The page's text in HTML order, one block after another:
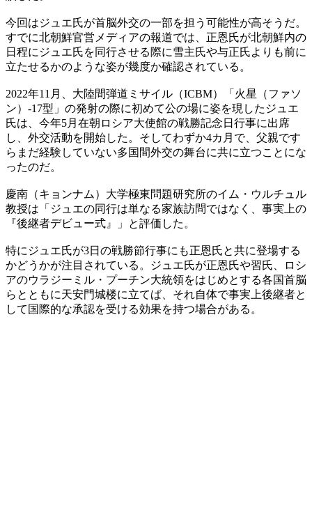
今回はジュエ氏が首脳外交の一部を担う可能性が高そうだ。
すでに北朝鮮官営メディアの報道では、正恩氏が北朝鮮内の
日程にジュエ氏を同行させる際に雪主氏や与正氏よりも前に
立たせるかのような姿が幾度か確認されている。
2022年11月、大陸間弾道ミサイル（ICBM）「火星（ファソ
ン）-17型」の発射の際に初めて公の場に姿を現したジュエ
氏は、今年5月在朝ロシア大使館の戦勝記念日行事に出席
し、外交活動を開始した。そしてわずか4カ月で、父親です
らまだ経験していない多国間外交の舞台に共に立つことにな
ったのだ。
慶南（キョンナム）大学極東問題研究所のイム・ウルチュル
教授は「ジュエの同行は単なる家族訪問ではなく、事実上の
『後継者デビュー式』」と評価した。
特にジュエ氏が3日の戦勝節行事にも正恩氏と共に登場する
かどうかが注目されている。ジュエ氏が正恩氏や習氏、ロシ
アのウラジーミル・プーチン大統領をはじめとする各国首脳
らとともに天安門城楼に立てば、それ自体で事実上後継者と
して国際的な承認を受ける効果を持つ場合がある。